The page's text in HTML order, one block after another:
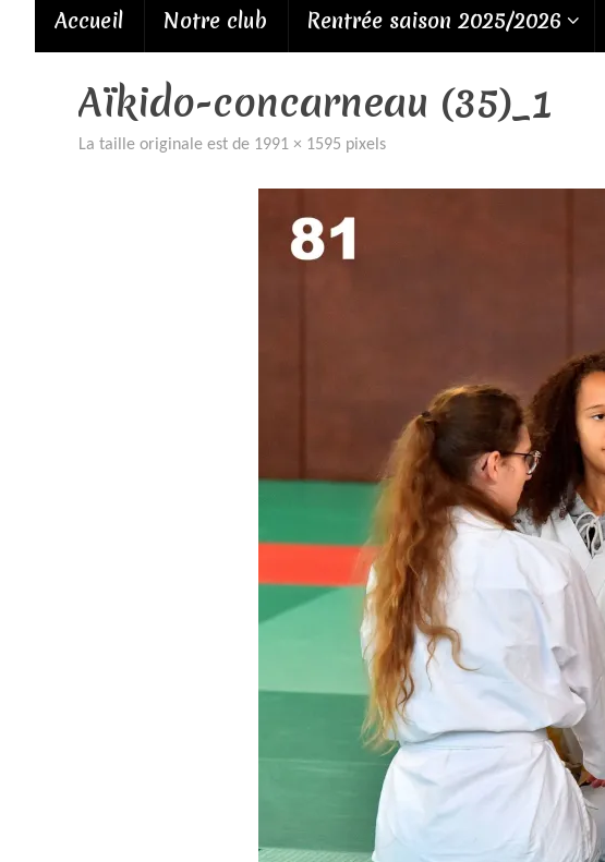
Accueil Notre club Rentrée saison 2025/2026
Aïkido-concarneau (35)_1
La taille originale est de 1991 × 1595 pixels